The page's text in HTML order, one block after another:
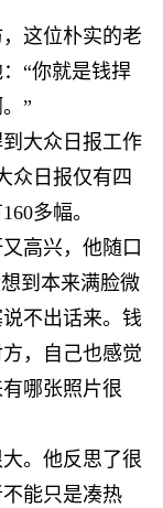
这位朴实的老
“你就是钱捍
”
大众日报工作
众日报仅有四
多幅。
高兴，他随口
到本来满脸微
不出话来。钱
，自己也感觉
哪张照片很
。他反思了很
能只是凑热